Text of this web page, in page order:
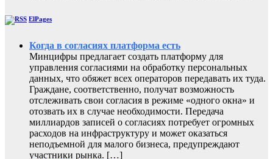
ElPages
Когда в согласиях платформа есть
Минцифры предлагает создать платформу для
управления согласиями на обработку персональных
данных, что обяжет всех операторов передавать их туда.
Граждане, соответственно, получат возможность
отслеживать свои согласия в режиме «одного окна» и
отозвать их в случае необходимости. Передача
миллиардов записей о согласиях потребует огромных
расходов на инфраструктуру и может оказаться
неподъемной для малого бизнеса, предупреждают
участники рынка. […]